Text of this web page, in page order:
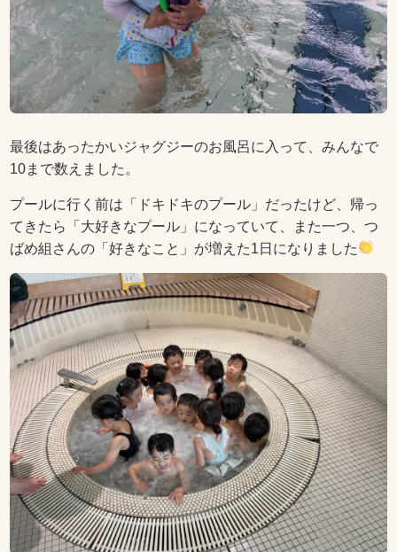
最後はあったかいジャグジーのお風呂に入って、みんなで
10まで数えました。
プールに行く前は「ドキドキのプール」だったけど、帰っ
てきたら「大好きなプール」になっていて、また一つ、つ
ばめ組さんの「好きなこと」が増えた1日になりました